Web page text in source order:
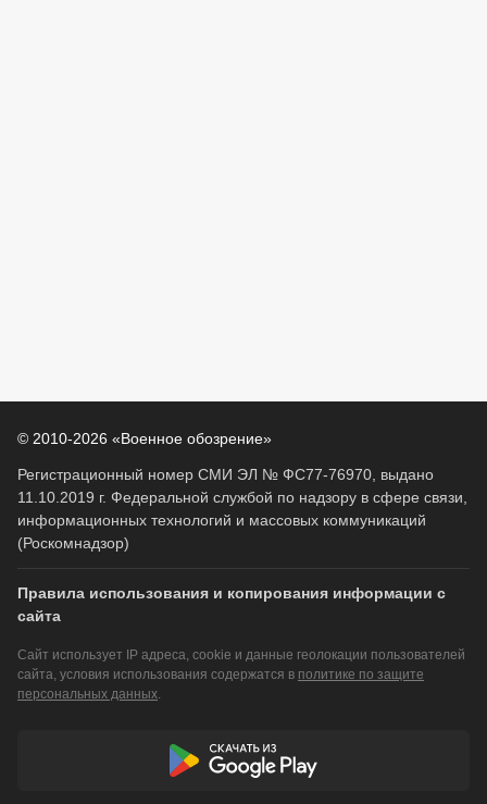
© 2010-2026 «Военное обозрение»
Регистрационный номер СМИ ЭЛ № ФС77-76970, выдано
11.10.2019 г. Федеральной службой по надзору в сфере связи,
информационных технологий и массовых коммуникаций
(Роскомнадзор)
Правила использования и копирования информации с
сайта
Сайт использует IP адреса, cookie и данные геолокации пользователей
сайта, условия использования содержатся в политике по защите
персональных данных.